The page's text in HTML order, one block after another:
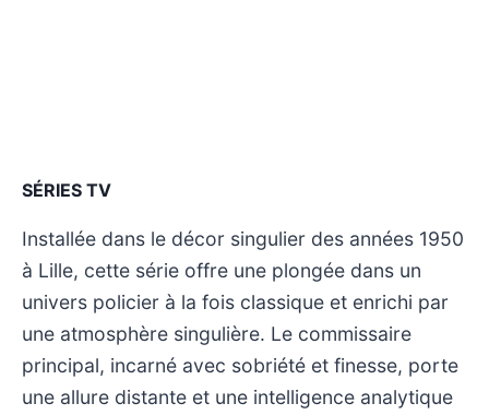
SÉRIES TV
Installée dans le décor singulier des années 1950
à Lille, cette série offre une plongée dans un
univers policier à la fois classique et enrichi par
une atmosphère singulière. Le commissaire
principal, incarné avec sobriété et finesse, porte
une allure distante et une intelligence analytique